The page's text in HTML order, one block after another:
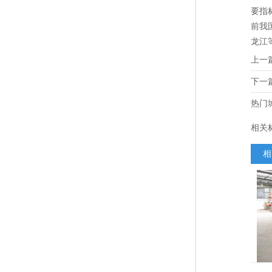
要指
前我
龙江
上一
下一
热门
相关